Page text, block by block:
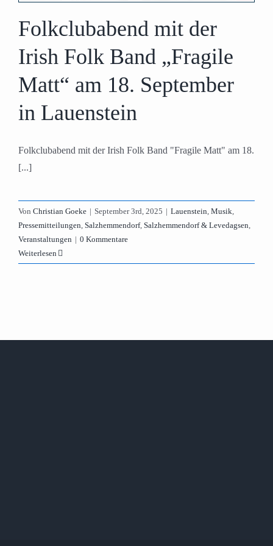
Folkclubabend mit der
Irish Folk Band „Fragile
Matt“ am 18. September
in Lauenstein
Folkclubabend mit der Irish Folk Band "Fragile Matt" am 18.
[...]
Von Christian Goeke | September 3rd, 2025 | Lauenstein Musik
Pressemitteilungen Salzhemmendorf, Salzhemmendorf & Levedagsen
Veranstaltungen | 0 Kommentare
Weiterlesen